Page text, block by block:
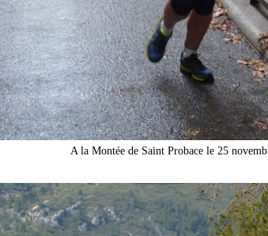
A la Montée de Saint Probace le 25